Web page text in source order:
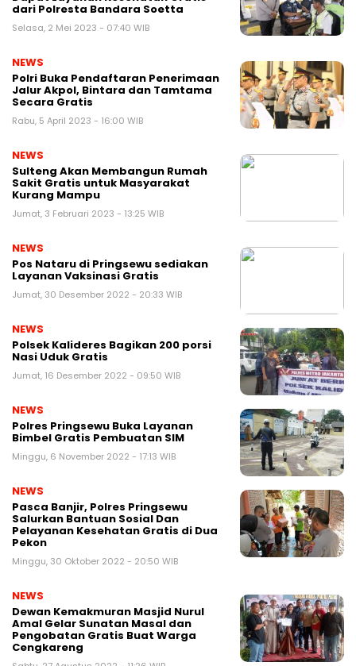
dari Polresta Bandara Soetta
Selasa, 2 Mei 2023 - 07:40 WIB
NEWS
Polri Buka Pendaftaran Penerimaan
Jalur Akpol, Bintara dan Tamtama
Secara Gratis
Rabu, 5 April 2023 - 16:00 WIB
NEWS
Sulteng Akan Membangun Rumah
Sakit Gratis untuk Masyarakat
Kurang Mampu
Jumat, 3 Februari 2023 - 13:25 WIB
NEWS
Pos Nataru di Pringsewu sediakan
Layanan Vaksinasi Gratis
Jumat, 30 Desember 2022 - 20:33 WIB
NEWS
Polsek Kalideres Bagikan 200 porsi
Nasi Uduk Gratis
Jumat, 16 Desember 2022 - 09:50 WIB
NEWS
Polres Pringsewu Buka Layanan
Bimbel Gratis Pembuatan SIM
Minggu, 6 November 2022 - 17:13 WIB
NEWS
Pasca Banjir, Polres Pringsewu
Salurkan Bantuan Sosial Dan
Pelayanan Kesehatan Gratis di Dua
Pekon
Minggu, 30 Oktober 2022 - 20:50 WIB
NEWS
Dewan Kemakmuran Masjid Nurul
Amal Gelar Sunatan Masal dan
Pengobatan Gratis Buat Warga
Cengkareng